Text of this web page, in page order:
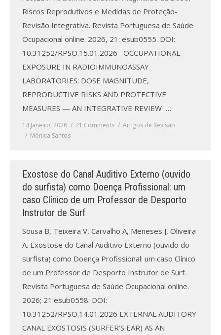
Sugestões para os Leitores
Investigarem
Candidatura a revisor
Artigos recentes
Informações adicionais
Estatísticas da Revista
Ficha técnica
Riscos Reprodutivos e Medidas de Proteção-
Revisão Integrativa. Revista Portuguesa de Saúde
Ocupacional online. 2026, 21: esub0555. DOI:
10.31252/RPSO.15.01.2026 OCCUPATIONAL
EXPOSURE IN RADIOIMMUNOASSAY
LABORATORIES: DOSE MAGNITUDE,
REPRODUCTIVE RISKS AND PROTECTIVE
MEASURES — AN INTEGRATIVE REVIEW …
14 Janeiro, 2026 21 Comments
Artigos de Revisão
Mónica Santos
Exostose do Canal Auditivo Externo (ouvido
do surfista) como Doença Profissional: um
caso Clínico de um Professor de Desporto
Instrutor de Surf
Sousa B, Teixeira V, Carvalho A, Meneses J, Oliveira
A. Exostose do Canal Auditivo Externo (ouvido do
surfista) como Doença Profissional: um caso Clínico
de um Professor de Desporto Instrutor de Surf.
Revista Portuguesa de Saúde Ocupacional online.
2026; 21:esub0558. DOI:
10.31252/RPSO.14.01.2026 EXTERNAL AUDITORY
CANAL EXOSTOSIS (SURFER’S EAR) AS AN